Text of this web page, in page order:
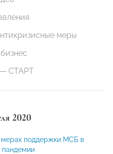
меры
СТАРТ
2020
мерах поддержки МСБ в
пандемии